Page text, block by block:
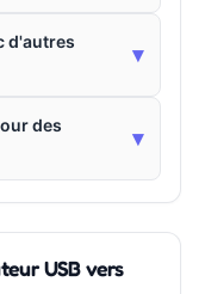
d'autres
▾
des
▾
USB vers